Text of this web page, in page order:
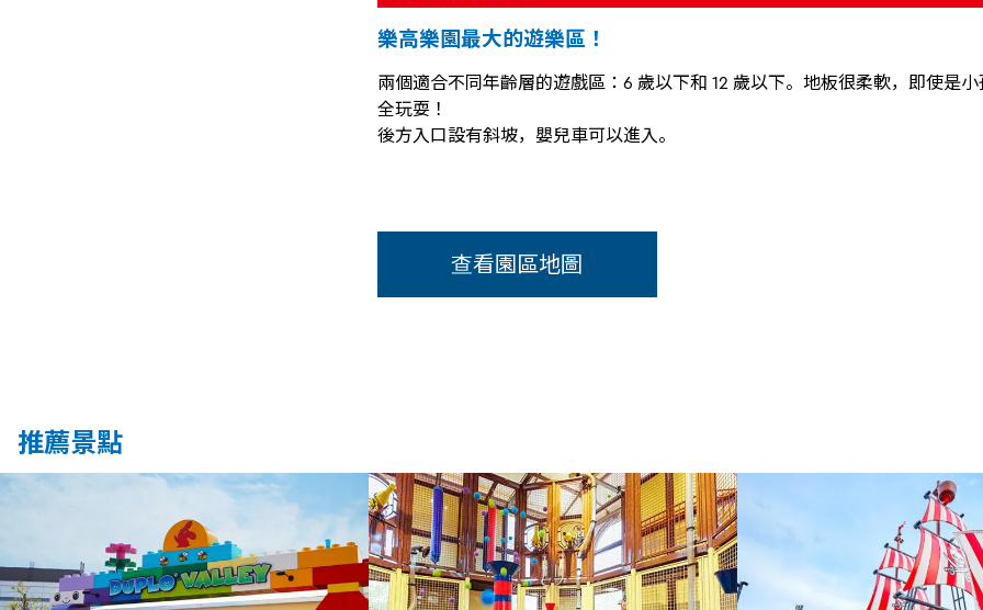
樂高樂園最大的遊樂區！
兩個適合不同年齡層的遊戲區：6 歲以下和 12 歲以下。地板很柔軟，即使是
全玩耍！
後方入口設有斜坡，嬰兒車可以進入。
查看園區地圖
推薦景點